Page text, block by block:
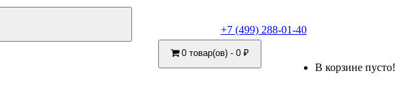
+7 (499) 288-01-40
0 товар(ов) - 0 ₽
В корзине пусто!